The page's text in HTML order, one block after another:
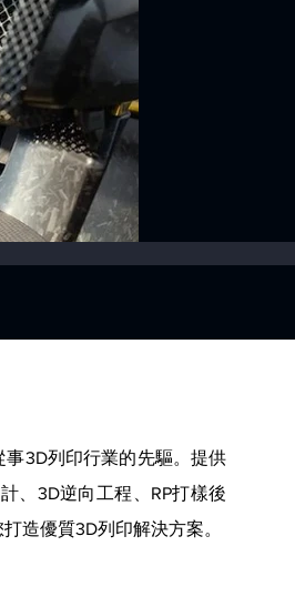
3D列印行業的先驅。提供
、3D逆向工程、RP打樣後
造優質3D列印解決方案。